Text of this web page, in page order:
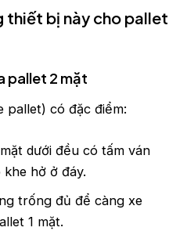
thiết bị này cho pallet
pallet 2 mặt
pallet) có đặc điểm:
dưới đều có tấm ván
hở ở đáy.
trống đủ để càng xe
1 mặt.